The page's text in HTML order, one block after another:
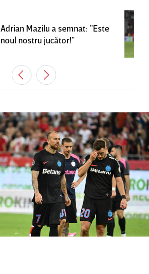
Adrian Mazilu a semnat: ”Este
noul nostru jucător!”